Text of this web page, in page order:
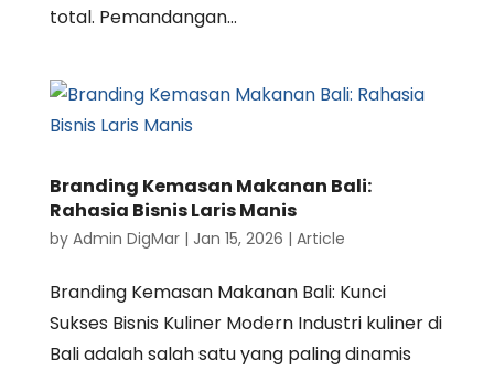
total. Pemandangan...
Branding Kemasan Makanan Bali:
Rahasia Bisnis Laris Manis
by Admin DigMar| Jan 15, 2026 | Article
Branding Kemasan Makanan Bali: Kunci
Sukses Bisnis Kuliner Modern Industri kuliner di
Bali adalah salah satu yang paling dinamis